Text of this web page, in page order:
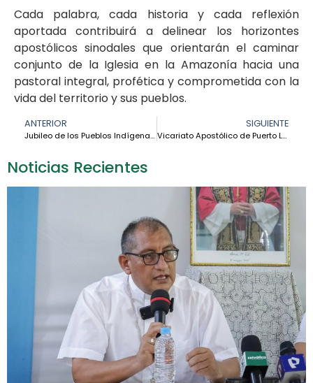
Noticias Recientes
Cada palabra, cada historia y cada reflexión
aportada contribuirá a delinear los horizontes
apostólicos sinodales que orientarán el caminar
conjunto de la Iglesia en la Amazonía hacia una
pastoral integral, profética y comprometida con la
vida del territorio y sus pueblos.
ANTERIOR
Jubileo de los Pueblos Indígenas: “Convertir las relaciones para sanar la Casa Común” – Cardenal Leonardo Steiner
SIGUIENTE
Vicariato Apostólico de Puerto Leguízamo – Solano: la Iglesia que teje vida, paz, comunión y esperanza en la Amazonía